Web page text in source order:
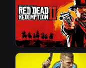
Red Dead Redemption 2